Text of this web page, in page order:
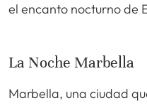
el encanto nocturno de
La Noche Marbella
Marbella, una ciudad